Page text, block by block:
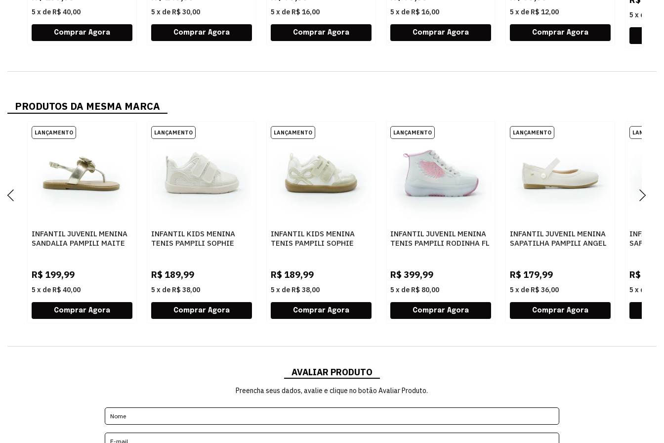
5 x de R$ 40,00 5 x de R$ 30,00 5 x de R$ 16,00 5 x de R$ 16,00 5 x de R$ 12,00 5 x de
PRODUTOS DA MESMA MARCA
INFANTIL JUVENIL MENINA
SANDALIA PAMPILI MAITE
R$ 199,99
5 x de R$ 40,00
INFANTIL KIDS MENINA
TENIS PAMPILI SOPHIE
R$ 189,99
5 x de R$ 38,00
INFANTIL KIDS MENINA
TENIS PAMPILI SOPHIE
R$ 189,99
5 x de R$ 38,00
INFANTIL JUVENIL MENINA
TENIS PAMPILI RODINHA FL
R$ 399,99
5 x de R$ 80,00
INFANTIL JUVENIL MENINA
SAPATILHA PAMPILI ANGEL
R$ 179,99
5 x de R$ 36,00
R$
5 x de
AVALIAR PRODUTO
Preencha seus dados, avalie e clique no botão Avaliar Produto.